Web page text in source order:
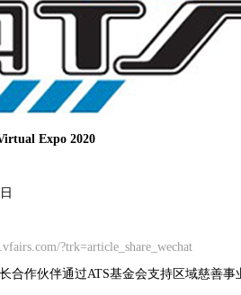
Expo 2020
?trk=article_share_wechat
合作伙伴通过ATS基金会支持区域慈善事